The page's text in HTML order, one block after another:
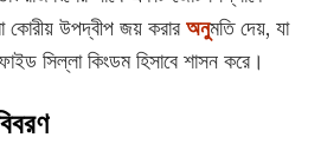
কোরীয় উপদ্বীপ জয় করার অনুমতি দেয়, যা
সিল্লা কিংডম হিসাবে শাসন করে।